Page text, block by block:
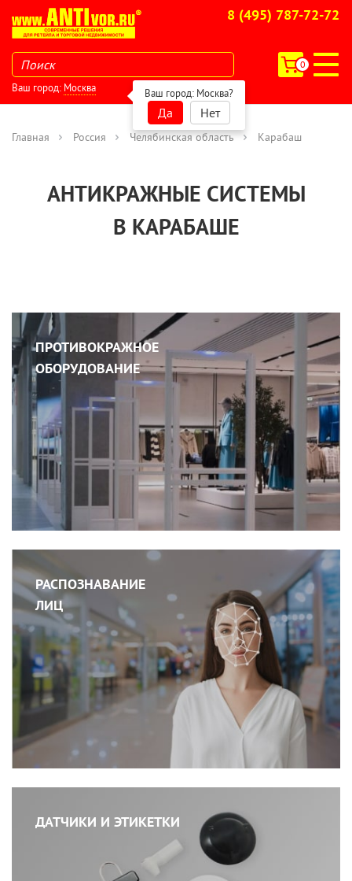
8 (495) 787-72-72
0
Ваш город: Москва Ваш город: Москва?
Да Нет
Главная Россия Челябинская область Карабаш
АНТИКРАЖНЫЕ СИСТЕМЫ
В КАРАБАШЕ
ПРОТИВОКРАЖНОЕ
ОБОРУДОВАНИЕ
РАСПОЗНАВАНИЕ
ЛИЦ
ДАТЧИКИ И ЭТИКЕТКИ